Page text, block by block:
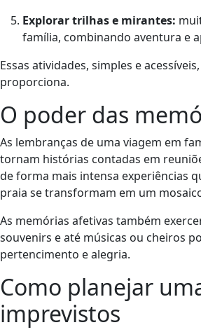
Explorar trilhas e mirantes:
família, combinando aventura e
Essas atividades, simples e
proporciona.
O poder das
As lembranças de uma viagem em
tornam histórias contadas em
de forma mais intensa experiências
praia se transformam em um
As memórias afetivas também
souvenirs e até músicas ou cheiros
pertencimento e alegria.
Como planejar
imprevistos